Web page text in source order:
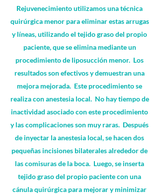
Rejuvenecimiento utilizamos una técnica
quirúrgica menor para eliminar estas arrugas
y líneas, utilizando el tejido graso del propio
paciente, que se elimina mediante un
procedimiento de liposucción menor. Los
resultados son efectivos y demuestran una
mejora mejorada. Este procedimiento se
realiza con anestesia local. No hay tiempo de
inactividad asociado con este procedimiento
y las complicaciones son muy raras. Después
de inyectar la anestesia local, se hacen dos
pequeñas incisiones bilaterales alrededor de
las comisuras de la boca. Luego, se inserta
tejido graso del propio paciente con una
cánula quirúrgica para mejorar y minimizar